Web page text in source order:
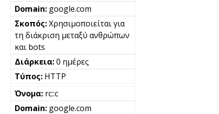
google.com
Χρησιμοποιείται για
τη διάκριση μεταξύ ανθρώπων
και bots
0 ημέρες
HTTP
rc::c
google.com